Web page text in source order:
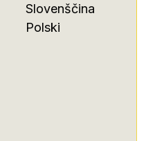
Slovenščina
Polski